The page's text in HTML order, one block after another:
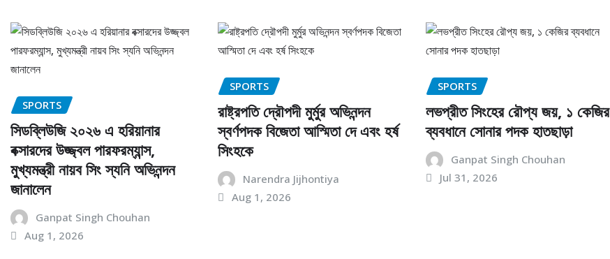
SPORTS
সিডব্লিউজি ২০২৬ এ হরিয়ানার
বক্সারদের উজ্জ্বল পারফরম্যান্স,
মুখ্যমন্ত্রী নায়ব সিং স্যনি অভিনন্দন
জানালেন
Ganpat Singh Chouhan
Aug 1, 2026
SPORTS
রাষ্ট্রপতি দ্রৌপদী মুর্মুর অভিনন্দন
স্বর্ণপদক বিজেতা আস্মিতা দে এবং হর্ষ
সিংহকে
Narendra Jijhontiya
Aug 1, 2026
SPORTS
লভপ্রীত সিংহের রৌপ্য জয়, ১ কেজির
ব্যবধানে সোনার পদক হাতছাড়া
Ganpat Singh Chouhan
Jul 31, 2026